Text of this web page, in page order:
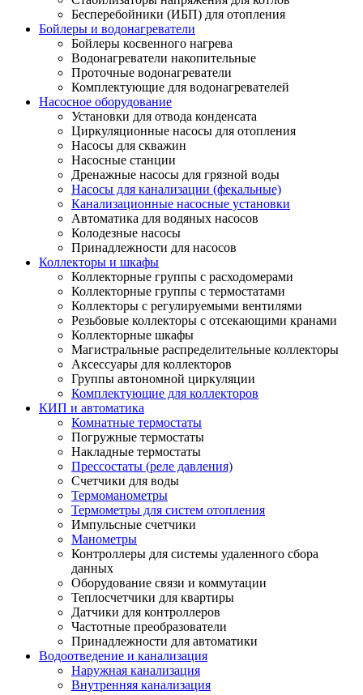
Бесперебойники (ИБП) для отопления
Бойлеры и водонагреватели
Бойлеры косвенного нагрева
Водонагреватели накопительные
Проточные водонагреватели
Комплектующие для водонагревателей
Насосное оборудование
Установки для отвода конденсата
Циркуляционные насосы для отопления
Насосы для скважин
Насосные станции
Дренажные насосы для грязной воды
Насосы для канализации (фекальные)
Канализационные насосные установки
Автоматика для водяных насосов
Колодезные насосы
Принадлежности для насосов
Коллекторы и шкафы
Коллекторные группы с расходомерами
Коллекторные группы с термостатами
Коллекторы с регулируемыми вентилями
Резьбовые коллекторы с отсекающими кранами
Коллекторные шкафы
Магистральные распределительные коллекторы
Аксессуары для коллекторов
Группы автономной циркуляции
Комплектующие для коллекторов
КИП и автоматика
Комнатные термостаты
Погружные термостаты
Накладные термостаты
Прессостаты (реле давления)
Счетчики для воды
Термоманометры
Термометры для систем отопления
Импульсные счетчики
Манометры
Контроллеры для системы удаленного сбора
данных
Оборудование связи и коммутации
Теплосчетчики для квартиры
Датчики для контроллеров
Частотные преобразователи
Принадлежности для автоматики
Водоотведение и канализация
Наружная канализация
Внутренняя канализация